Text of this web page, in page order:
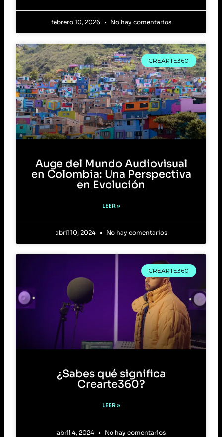
febrero 10, 2026 No hay comentarios
CREARTE360
Auge del Mundo Audiovisual
en Colombia: Una Perspectiva
en Evolución
LEER »
abril 10, 2024 No hay comentarios
CREARTE360
¿Sabes qué significa
Crearte360?
LEER »
abril 4, 2024 No hay comentarios